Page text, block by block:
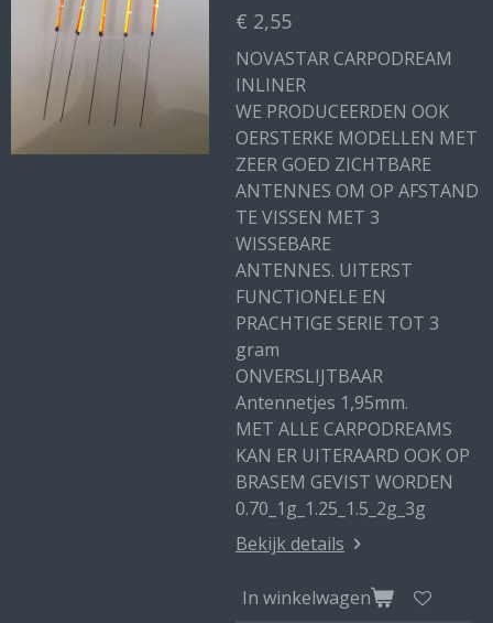
€ 2,55
NOVASTAR CARPODREAM
INLINER
WE PRODUCEERDEN OOK
OERSTERKE MODELLEN MET
ZEER GOED ZICHTBARE
ANTENNES OM OP AFSTAND
TE VISSEN MET 3
WISSEBARE
ANTENNES. UITERST
FUNCTIONELE EN
PRACHTIGE SERIE TOT 3
gram
ONVERSLIJTBAAR
Antennetjes 1,95mm.
MET ALLE CARPODREAMS
KAN ER UITERAARD OOK OP
BRASEM GEVIST WORDEN
0.70_1g_1.25_1.5_2g_3g
Bekijk details
In winkelwagen